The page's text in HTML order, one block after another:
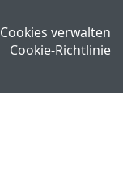
Cookies verwalten
Cookie-Richtlinie